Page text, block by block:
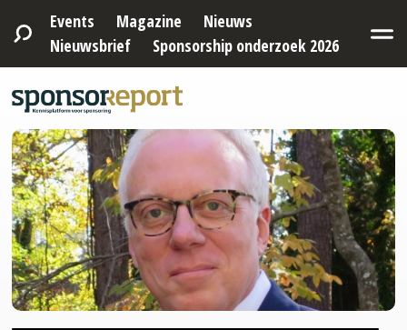
Events Magazine
Nieuws
Nieuwsbrief
Sponsorship onderzoek 2026